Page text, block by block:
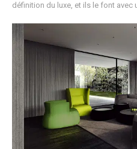
définition du luxe, et ils le font avec